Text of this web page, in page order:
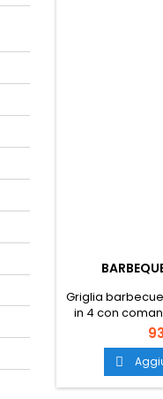
Griglia
in 4 con
termometro
mobile da
per
